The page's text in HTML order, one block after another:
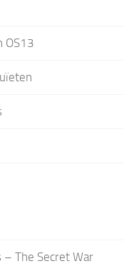
OS13
The Secret War